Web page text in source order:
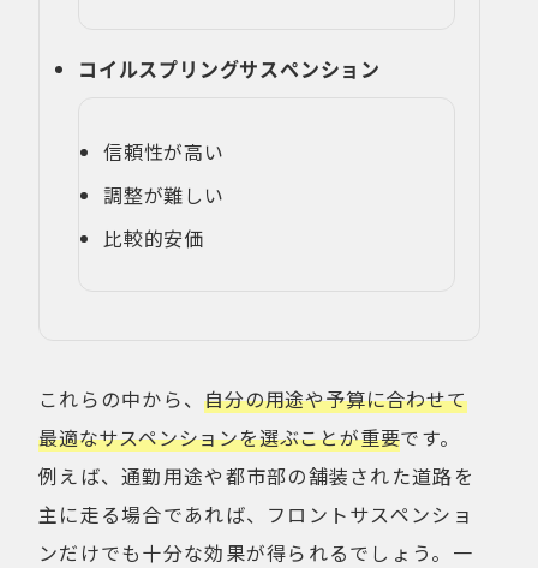
コイルスプリングサスペンション
信頼性が高い
調整が難しい
比較的安価
これらの中から、自分の用途や予算に合わせて
最適なサスペンションを選ぶことが重要です。
例えば、通勤用途や都市部の舗装された道路を
主に走る場合であれば、フロントサスペンショ
ンだけでも十分な効果が得られるでしょう。一